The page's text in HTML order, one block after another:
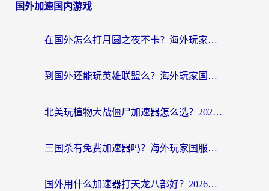
国外加速国内游戏
在国外怎么打月圆之夜不卡？海外玩家国服游戏加速终极指南（附巴西英国游戏适配方案）
到国外还能玩英雄联盟么？海外玩家国服游戏畅玩终极指南
北美玩植物大战僵尸加速器怎么选？2026海外党必看的国服游戏加速指南
三国杀有免费加速器吗？海外玩家国服畅玩终极指南（附泰国南非专属解决方案）
国外用什么加速器打天龙八部好？2026海外玩家国服游戏加速全攻略